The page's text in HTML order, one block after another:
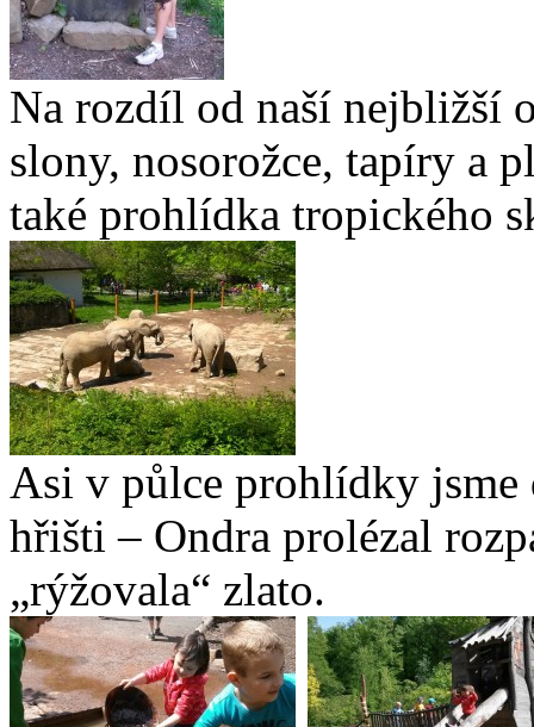
Na rozdíl od naší nejbližší
slony, nosorožce, tapíry a
také prohlídka tropického
Asi v půlce prohlídky jsme
hřišti – Ondra prolézal
„rýžovala“ zlato.